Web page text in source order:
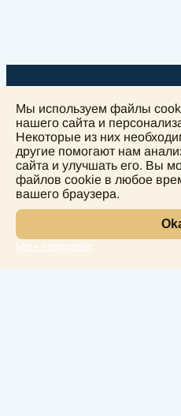
Мы используем файлы
нашего сайта и
Некоторые из них
другие помогают нам
сайта и улучшать его. Вы
файлов cookie в любое
вашего браузера.
More information